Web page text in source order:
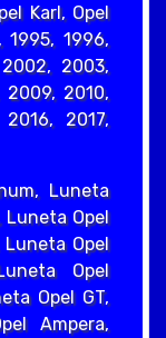
Karl, Opel
1996,
2003,
2010,
2017,
Luneta
Luneta Opel
Luneta Opel
Opel
Opel GT,
Ampera,